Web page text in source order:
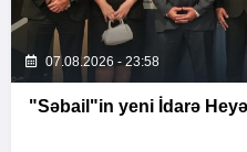
07.08.2026 - 23:58
"Səbail"in yeni İdarə